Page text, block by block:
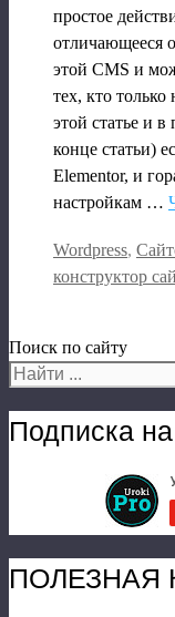
простое
отличающееся
этой CMS и
тех, кто только
этой статье и
конце статьи)
Elementor, и
настройкам …
Рубрики
Wordpress,
конструктор
Поиск по сайту
Подписка
ПОЛЕЗНАЯ